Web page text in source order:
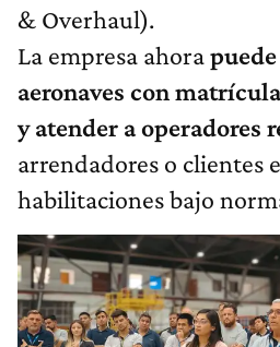
& Overhaul).
La empresa ahora
aeronaves con
y atender a operadores
arrendadores o clientes
habilitaciones bajo